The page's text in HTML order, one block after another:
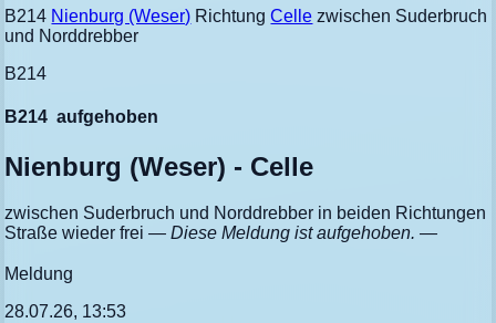
B214 Nienburg (Weser) RichtungCelle zwischen Suderbruch
und Norddrebber
B214
B214 aufgehoben
Nienburg (Weser) - Celle
zwischen Suderbruch und Norddrebber in beiden Richtungen
Straße wieder frei— Diese Meldung ist aufgehoben. —
Meldung
28.07.26, 13:53